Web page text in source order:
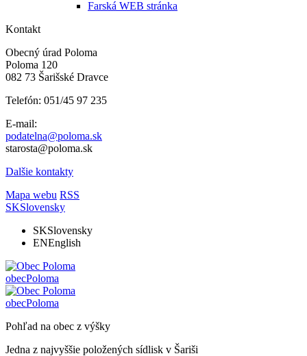
Farská WEB stránka
Kontakt
Obecný úrad Poloma
Poloma 120
082 73 Šarišské Dravce
Telefón: 051/45 97 235
E-mail:
podatelna@poloma.sk
starosta@poloma.sk
Dalšie kontakty
Mapa webu RSS
SKSlovensky
SKSlovensky
ENEnglish
obecPoloma
obecPoloma
Pohľad na obec z výšky
Jedna z najvyššie položených sídlisk v Šariši